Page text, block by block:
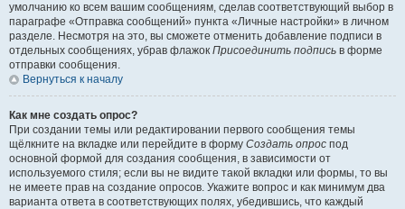
умолчанию ко всем вашим сообщениям, сделав соответствующий выбор в
параграфе «Отправка сообщений» пункта «Личные настройки» в личном
разделе. Несмотря на это, вы сможете отменить добавление подписи в
отдельных сообщениях, убрав флажок Присоединить подпись в форме
отправки сообщения.
Вернуться к началу
Как мне создать опрос?
При создании темы или редактировании первого сообщения темы
щёлкните на вкладке или перейдите в форму Создать опрос под
основной формой для создания сообщения, в зависимости от
используемого стиля; если вы не видите такой вкладки или формы, то вы
не имеете прав на создание опросов. Укажите вопрос и как минимум два
варианта ответа в соответствующих полях, убедившись, что каждый